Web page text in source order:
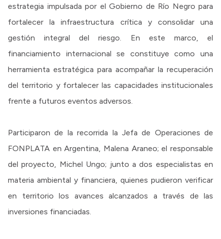
estrategia impulsada por el Gobierno de Río Negro para
fortalecer la infraestructura crítica y consolidar una
gestión integral del riesgo. En este marco, el
financiamiento internacional se constituye como una
herramienta estratégica para acompañar la recuperación
del territorio y fortalecer las capacidades institucionales
frente a futuros eventos adversos.
Participaron de la recorrida la Jefa de Operaciones de
FONPLATA en Argentina, Malena Araneo; el responsable
del proyecto, Michel Ungo; junto a dos especialistas en
materia ambiental y financiera, quienes pudieron verificar
en territorio los avances alcanzados a través de las
inversiones financiadas.